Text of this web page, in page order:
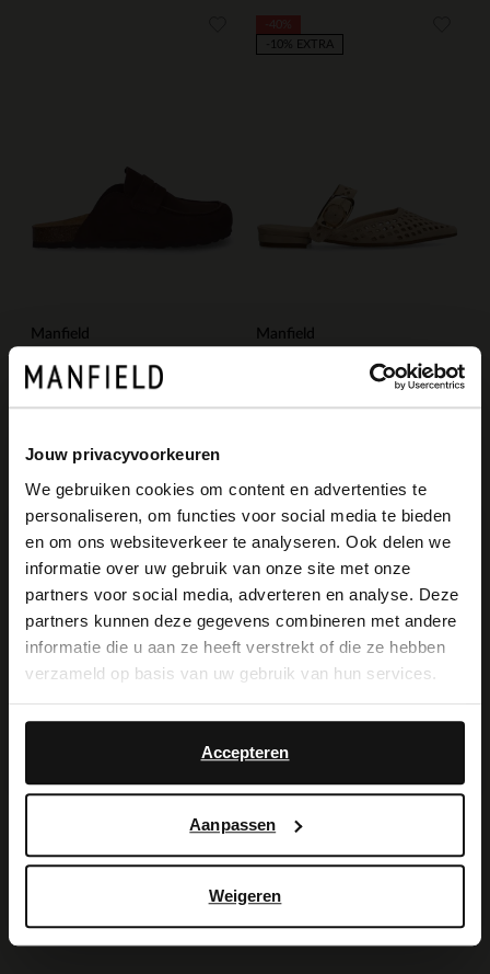
Jouw privacyvoorkeuren
We gebruiken cookies om content en advertenties te
personaliseren, om functies voor social media te bieden
en om ons websiteverkeer te analyseren. Ook delen we
informatie over uw gebruik van onze site met onze
partners voor social media, adverteren en analyse. Deze
partners kunnen deze gegevens combineren met andere
informatie die u aan ze heeft verstrekt of die ze hebben
verzameld op basis van uw gebruik van hun services.
Accepteren
Aanpassen
Weigeren
Manfield
99.99
Manfield
-10% EXTRA
Beige/grijs suède clogs
-30%
Manfield
Beige suède muiltjes
109.99
×
View this website in English?
It looks like your language isn't Dutch. Would
you like to switch to English?
English